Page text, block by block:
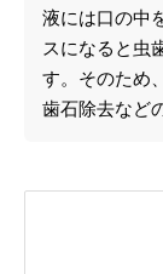
液には口の中
スになると虫
す。そのため
歯石除去など